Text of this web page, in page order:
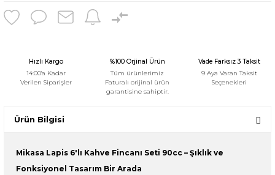
Hızlı Kargo
14:00'a Kadar
Verilen Siparişler
%100 Orjinal Ürün
Tüm ürünlerimiz
Faturalı orijinal ürün
garantisine sahiptir.
Vade Farksız 3 Taksit
9 Aya Varan Taksit
Seçenekleri
Ürün Bilgisi
Mikasa Lapis 6'lı Kahve Fincanı Seti 90cc – Şıklık ve
Fonksiyonel Tasarım Bir Arada